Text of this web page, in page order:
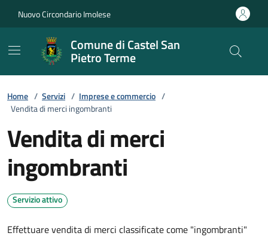
Nuovo Circondario Imolese
Comune di Castel San
Pietro Terme
Home / Servizi / Imprese e commercio /
Vendita di merci ingombranti
Vendita di merci
ingombranti
Servizio attivo
Effettuare vendita di merci classificate come "ingombranti"